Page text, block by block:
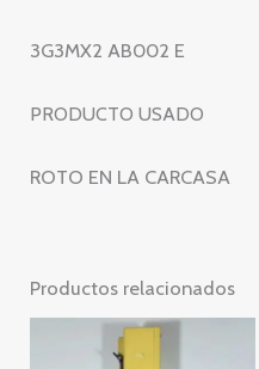
3G3MX2 AB002 E
PRODUCTO USADO
ROTO EN LA CARCASA
Productos relacionados